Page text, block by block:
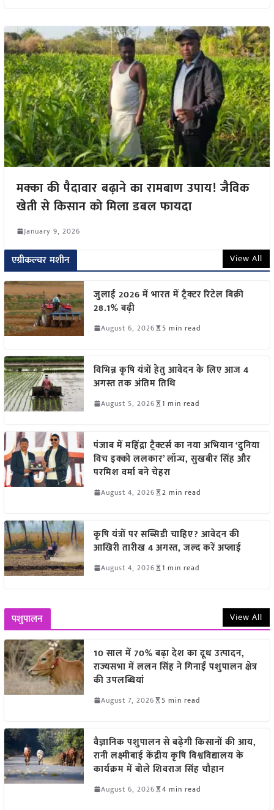
मक्का की पैदावार बढ़ाने का रामबाण उपाय! जैविक
खेती से किसान को मिला डबल फायदा
January 9, 2026
एग्रीकल्चर मशीन View All
जुलाई 2026 में भारत में ट्रैक्टर रिटेल बिक्री
28.1% बढ़ी
August 6, 2026 5 min read
विभिन्न कृषि यंत्रों हेतु आवेदन के लिए आज 4
अगस्त तक अंतिम तिथि
August 5, 2026 1 min read
पंजाब में महिंद्रा ट्रैक्टर्स का नया अभियान ‘दुनिया
विच इक्को ललकार’ लॉन्च, सुखबीर सिंह और
परमिश वर्मा बने चेहरा
August 4, 2026 2 min read
कृषि यंत्रों पर सब्सिडी चाहिए? आवेदन की
आखिरी तारीख 4 अगस्त, जल्द करें अप्लाई
August 4, 2026 1 min read
पशुपालन View All
10 साल में 70% बढ़ा देश का दूध उत्पादन,
राज्यसभा में ललन सिंह ने गिनाईं पशुपालन क्षेत्र
की उपलब्धियां
August 7, 2026 5 min read
वैज्ञानिक पशुपालन से बढ़ेगी किसानों की आय,
रानी लक्ष्मीबाई केंद्रीय कृषि विश्वविद्यालय के
कार्यक्रम में बोले शिवराज सिंह चौहान
August 6, 2026 4 min read